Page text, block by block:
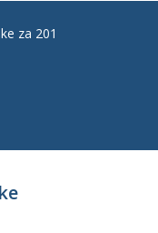
za 2018. godinu i